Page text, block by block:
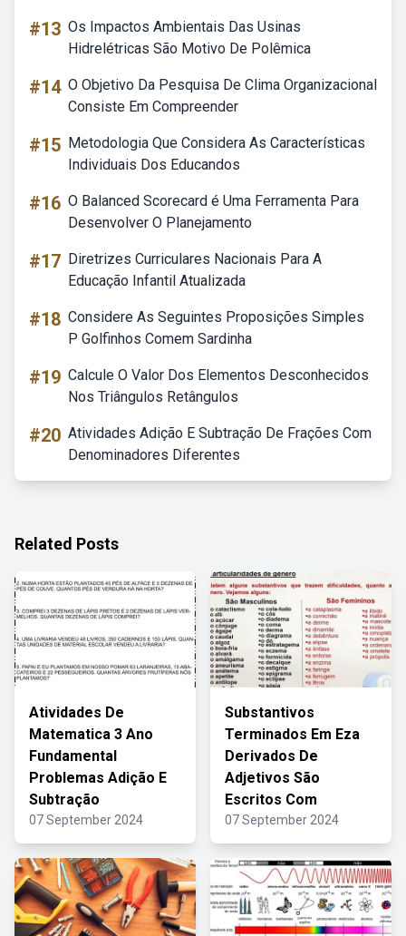
#13 Os Impactos Ambientais Das Usinas
Hidrelétricas São Motivo De Polêmica
#14 O Objetivo Da Pesquisa De Clima Organizacional
Consiste Em Compreender
#15 Metodologia Que Considera As Características
Individuais Dos Educandos
#16 O Balanced Scorecard é Uma Ferramenta Para
Desenvolver O Planejamento
#17 Diretrizes Curriculares Nacionais Para A
Educação Infantil Atualizada
#18 Considere As Seguintes Proposições Simples
P Golfinhos Comem Sardinha
#19 Calcule O Valor Dos Elementos Desconhecidos
Nos Triângulos Retângulos
#20 Atividades Adição E Subtração De Frações Com
Denominadores Diferentes
Related Posts
Atividades De
Matematica 3 Ano
Fundamental
Problemas Adição E
Subtração
07 September 2024
Substantivos
Terminados Em Eza
Derivados De
Adjetivos São
Escritos Com
07 September 2024